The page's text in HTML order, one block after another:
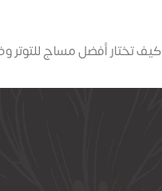
كيف تختار أفضل مساج